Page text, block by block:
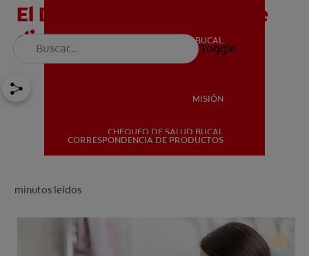
SALUD BUCAL
SALUD BUCAL
MISIÓN
CHEQUEO DE SALUD BUCAL
CORRESPONDENCIA DE PRODUCTOS
Toggle
El Desafío de cepillado de
dientes de 21 días
minutos leídos